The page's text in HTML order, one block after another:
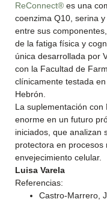
ReConnect® es una
coenzima Q10, serina
entre sus
de la fatiga física y
única desarrollada por
con la Facultad de
clínicamente testada
Hebrón.
La suplementación
enorme en un futuro
iniciados, que analizan
protectora en
envejecimiento celular.
Luisa Varela
Referencias:
Castro-Marrero,